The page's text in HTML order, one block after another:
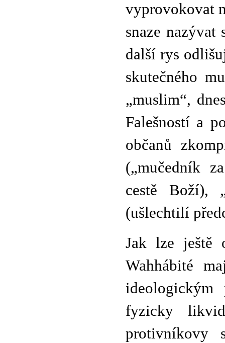
vyprovokovat
snaze
další rys
skutečného
„muslim“,
Falešností a
občanů
(„mučedník
cestě Boží),
(ušlechtilí
Jak lze ještě
Wahhábité
ideologickým
fyzicky
protivníkovy